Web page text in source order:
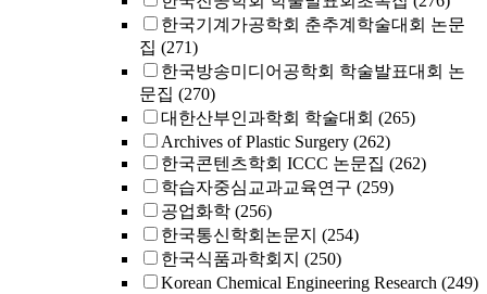
한국기계가공학회 춘추계학술대회 논문
집 (271)
한국방송미디어공학회 학술발표대회 논
문집 (270)
대한산부인과학회 학술대회 (265)
Archives of Plastic Surgery (262)
한국콘텐츠학회 ICCC 논문집 (262)
학습자중심교과교육연구 (259)
공업화학 (256)
한국통신학회논문지 (254)
한국식품과학회지 (250)
Korean Chemical Engineering Research (249)